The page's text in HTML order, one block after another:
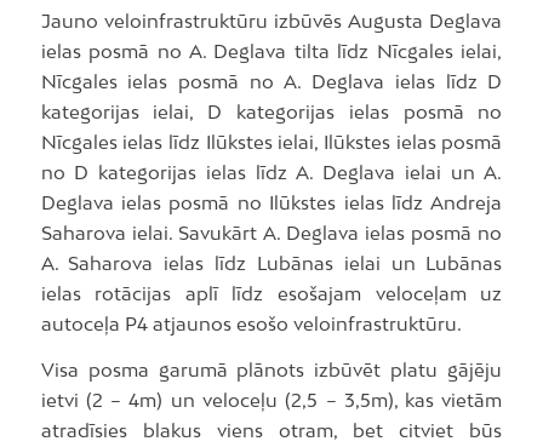
Jauno veloinfrastruktūru izbūvēs Augusta Deglava
ielas posmā no A. Deglava tilta līdz Nīcgales ielai,
Nīcgales ielas posmā no A. Deglava ielas līdz D
kategorijas ielai, D kategorijas ielas posmā no
Nīcgales ielas līdz Ilūkstes ielai, Ilūkstes ielas posmā
no D kategorijas ielas līdz A. Deglava ielai un A.
Deglava ielas posmā no Ilūkstes ielas līdz Andreja
Saharova ielai. Savukārt A. Deglava ielas posmā no
A. Saharova ielas līdz Lubānas ielai un Lubānas
ielas rotācijas aplī līdz esošajam veloceļam uz
autoceļa P4 atjaunos esošo veloinfrastruktūru.
Visa posma garumā plānots izbūvēt platu gājēju
ietvi (2 – 4m) un veloceļu (2,5 – 3,5m), kas vietām
atradīsies blakus viens otram, bet citviet būs